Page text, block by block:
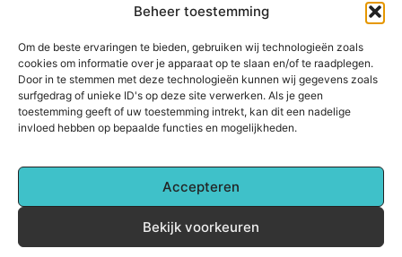
Beheer toestemming
Om de beste ervaringen te bieden, gebruiken wij technologieën zoals
cookies om informatie over je apparaat op te slaan en/of te raadplegen.
Door in te stemmen met deze technologieën kunnen wij gegevens zoals
surfgedrag of unieke ID's op deze site verwerken. Als je geen
toestemming geeft of uw toestemming intrekt, kan dit een nadelige
invloed hebben op bepaalde functies en mogelijkheden.
Accepteren
Bekijk voorkeuren
Jouw gids voor inspiratie en tips uit het dagelijks leven.
Ontdek een brede verzameling blogs en artikelen die je helpen
om het meeste uit elke dag te halen, met praktische adviezen
en verrassende inzichten.
Bericht categorie
Main Links